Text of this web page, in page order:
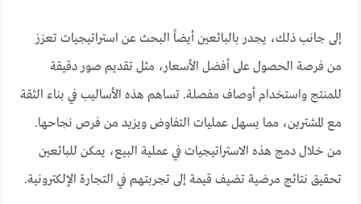
إلى جانب ذلك، يجدر بالبائعين أيضاً البحث عن استراتيجيات تعزز
من فرصة الحصول على أفضل الأسعار، مثل تقديم صور دقيقة
للمنتج واستخدام أوصاف مفصلة. تساهم هذه الأساليب في بناء الثقة
مع المشترين، مما يسهل عمليات التفاوض ويزيد من فرص نجاحها.
من خلال دمج هذه الاستراتيجيات في عملية البيع، يمكن للبائعين
تحقيق نتائج مرضية تضيف قيمة إلى تجربتهم في التجارة الإلكترونية.